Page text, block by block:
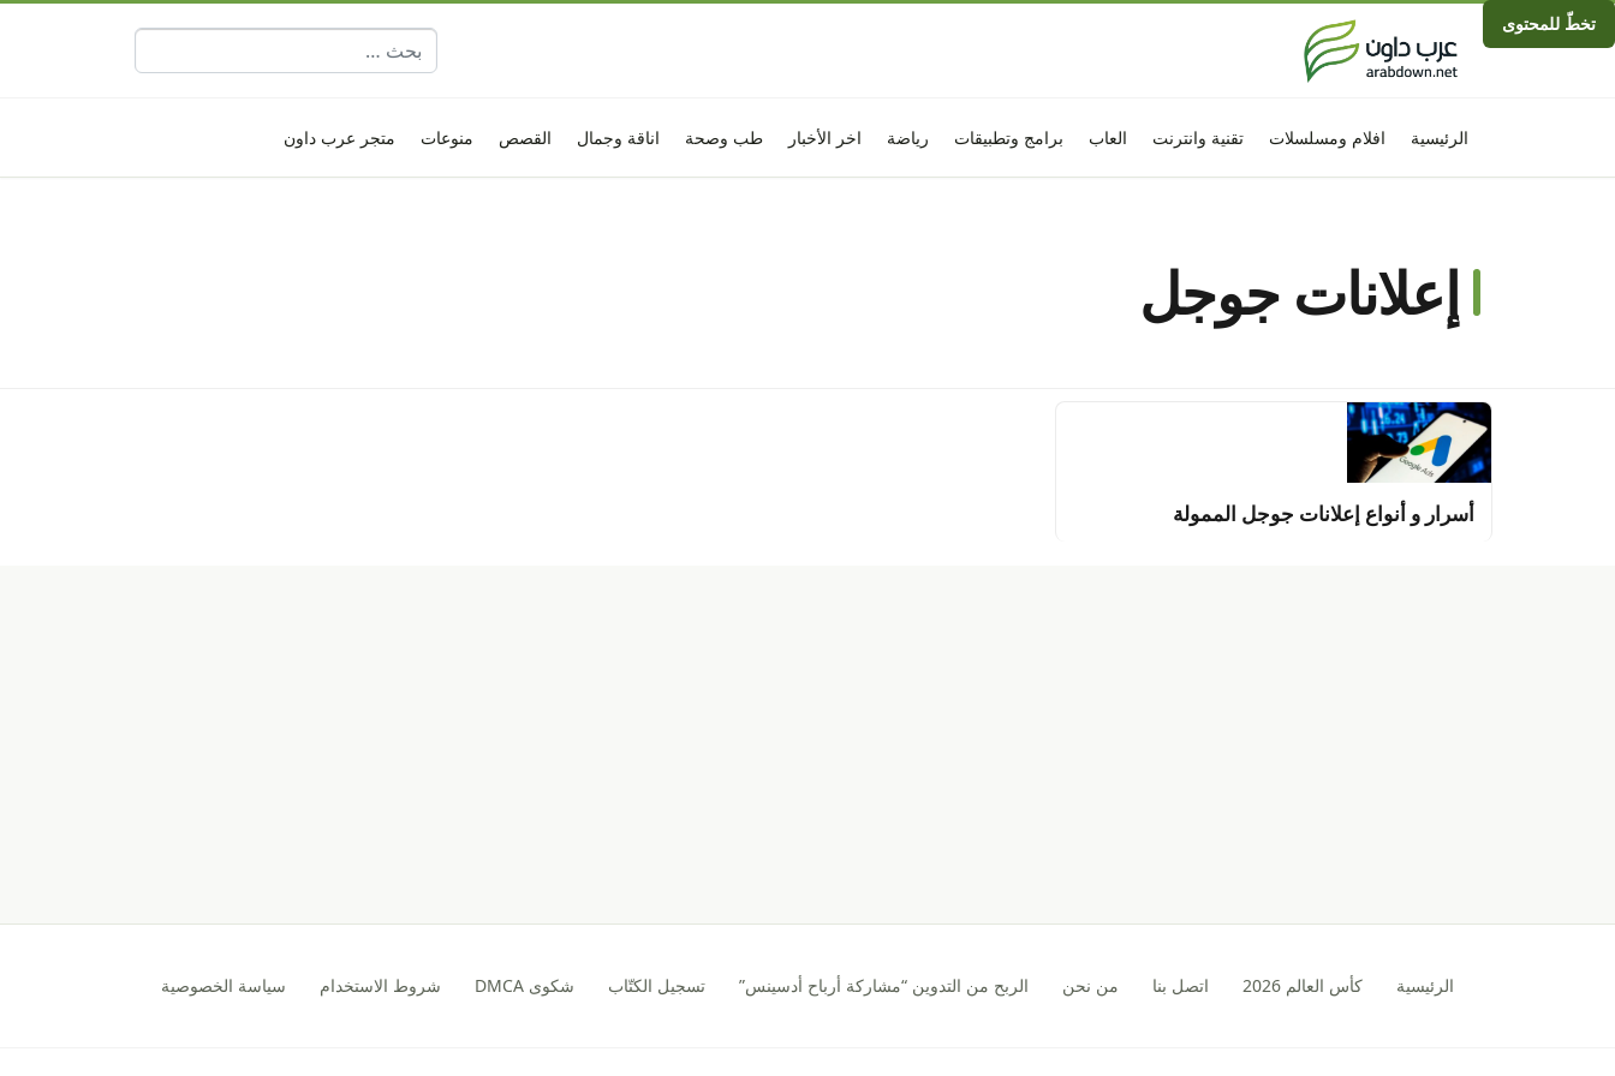
تخطّ للمحتوى
البحث عن:
الرئيسية افلام ومسلسلات تقنية وانترنت العاب برامج وتطبيقات رياضة اخر الأخبار طب وصحة اناقة وجمال القصص منوعات متجر عرب داون
إعلانات جوجل
أسرار و أنواع إعلانات جوجل الممولة
الرئيسية كأس العالم 2026 اتصل بنا من نحن الربح من التدوين “مشاركة أرباح أدسينس” تسجيل الكتّاب شكوى DMCA شروط الاستخدام سياسة الخصوصية